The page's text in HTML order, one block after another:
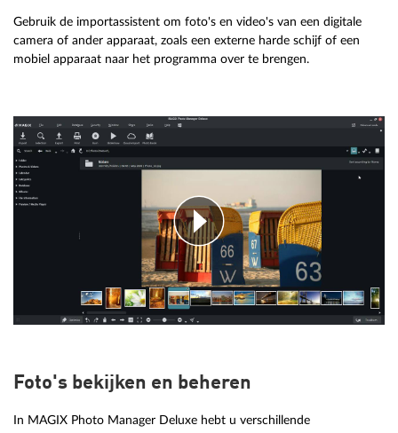
Gebruik de importassistent om foto's en video's van een digitale
camera of ander apparaat, zoals een externe harde schijf of een
mobiel apparaat naar het programma over te brengen.
Foto's bekijken en beheren
In MAGIX Photo Manager Deluxe hebt u verschillende